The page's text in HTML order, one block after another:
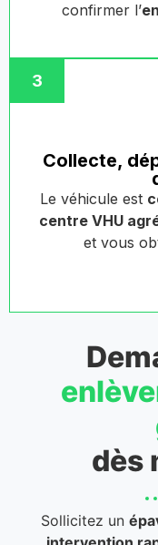
confirmer l’
3
Collecte,
Le véhicule est
centre VHU
et vous
dès
Sollicitez un